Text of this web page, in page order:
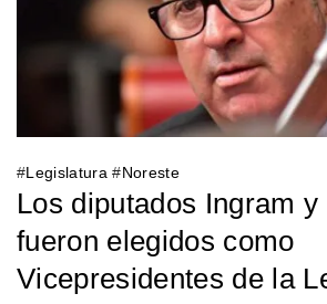
#Legislatura #Noreste
Los diputados Ingram
fueron elegidos como
Vicepresidentes de la